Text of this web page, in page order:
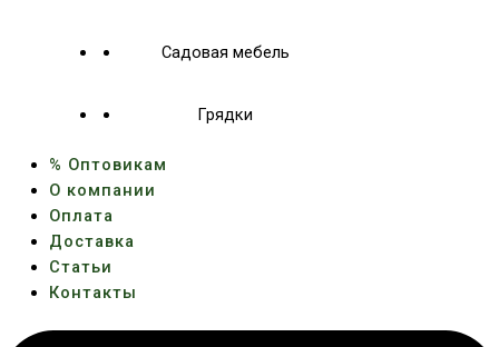
Садовая мебель
Грядки
% Оптовикам
О компании
Оплата
Доставка
Статьи
Контакты